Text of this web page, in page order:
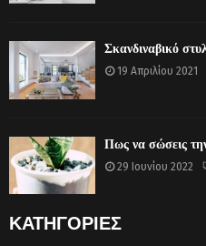
Σκανδιναβικό
19 Απριλίου 2021
Πως να σώσεις
29 Ιουνίου 2022
ΚΑΤΗΓΟΡΙΕΣ